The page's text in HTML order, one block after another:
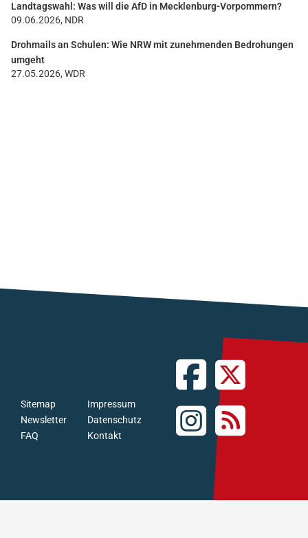
Landtagswahl: Was will die AfD in Mecklenburg-Vorpommern?
09.06.2026, NDR
Drohmails an Schulen: Wie NRW mit zunehmenden Bedrohungen
umgeht
27.05.2026, WDR
FAQ
Newsletter
Sitemap
Kontakt
Datenschutz
Impressum